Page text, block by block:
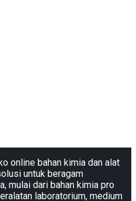
online bahan kimia dan alat
untuk beragam
mulai dari bahan kimia pro
laboratorium, medium